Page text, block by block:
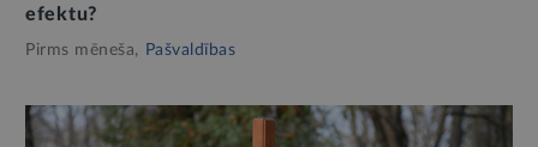
efektu?
Pirms mēneša, Pašvaldības